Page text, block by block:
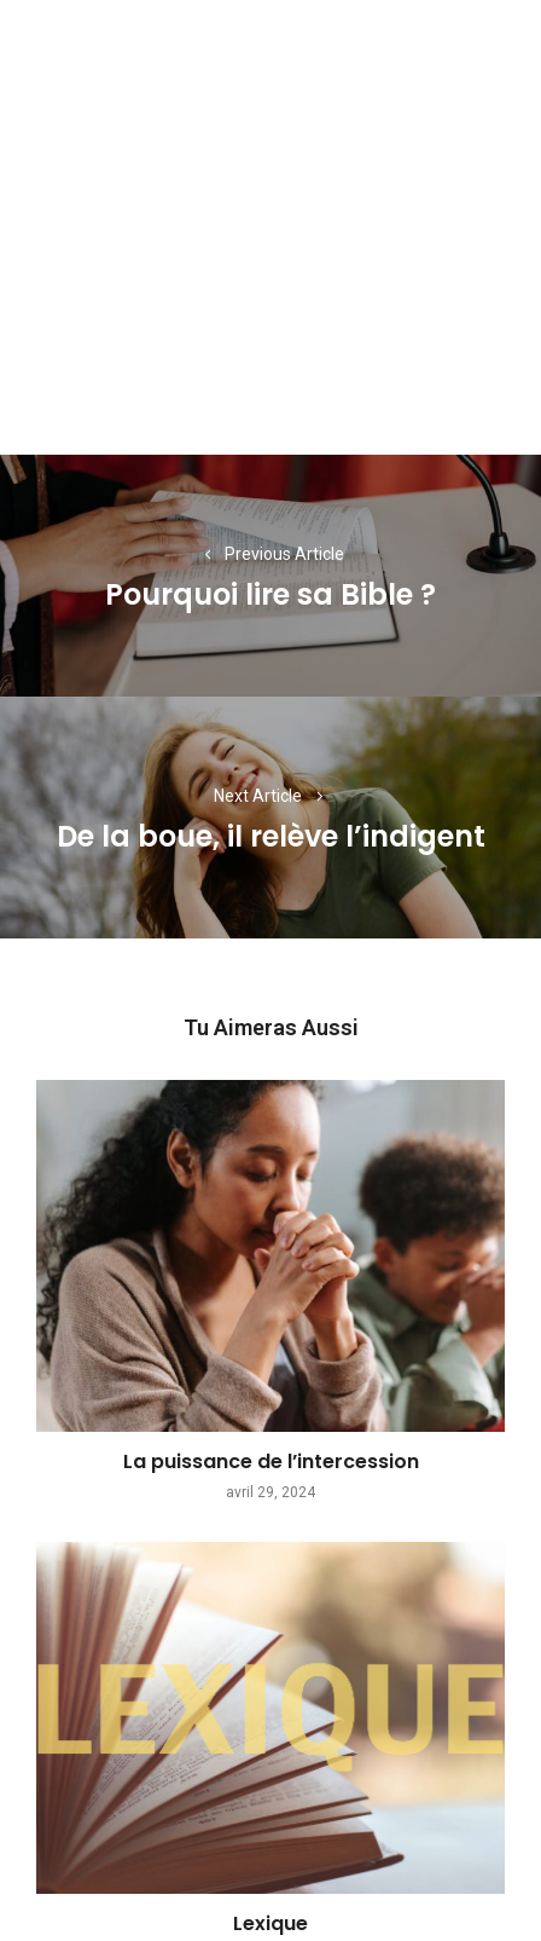
Navigation
l’article
Previous Article
Previous
post:
Pourquoi lire sa Bible ?
Next Article
Next
post:
De la boue, il relève l’indigent
Tu Aimeras Aussi
La puissance de l’intercession
avril 29, 2024
Lexique